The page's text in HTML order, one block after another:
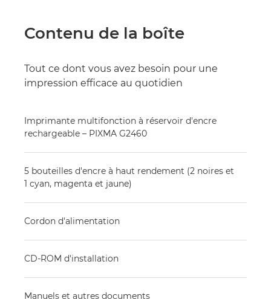
Contenu de la boîte
Tout ce dont vous avez besoin pour une
impression efficace au quotidien
Imprimante multifonction à réservoir d'encre
rechargeable – PIXMA G2460
5 bouteilles d'encre à haut rendement (2 noires et
1 cyan, magenta et jaune)
Cordon d'alimentation
CD-ROM d'installation
Manuels et autres documents